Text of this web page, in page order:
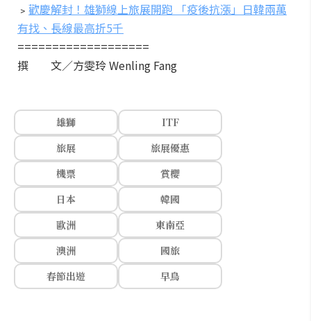
﹥ 歡慶解封！雄獅線上旅展開跑 「疫後抗漲」日韓兩萬
有找、長線最高折5千
===================
撰 文／方雯玲 Wenling Fang
雄獅
ITF
旅展
旅展優惠
機票
賞櫻
日本
韓國
歐洲
東南亞
澳洲
國旅
春節出遊
早鳥